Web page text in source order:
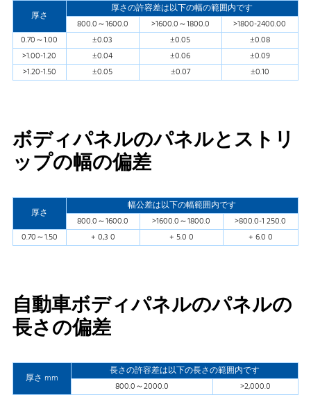
厚さ
厚さの許容差は以下の幅の範囲内です
800.0～1600.0
>1600.0～1800.0
>1800-2400.00
0.70～1.00
±0.03 ±0.05
±0.08
>1.00-1.20
±0.04 ±0.06
±0.09
>1.20-1.50
±0.05 ±0.07 ±0.10
ボディパネルのパネルとストリ
ップの幅の偏差
厚さ
幅公差は以下の幅範囲内です
800.0～1600.0
>1600.0～1800.0
>800.0-1 250.0
0.70～1.50
+ 0,3 0 + 5.0 0 + 6.0 0
自動車ボディパネルのパネルの
長さの偏差
厚さ mm
長さの許容差は以下の長さの範囲内です
800.0～2000.0
>2,000.0